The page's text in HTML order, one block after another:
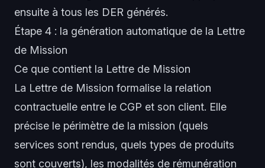
ensuite à tous les DER générés.
Étape 4 : la génération automatique de la Lettre
de Mission
Ce que contient la Lettre de Mission
La Lettre de Mission formalise la relation
contractuelle entre le CGP et son client. Elle
précise le périmètre de la mission (quels
services sont rendus, quels types de produits
sont couverts), les modalités de rémunération